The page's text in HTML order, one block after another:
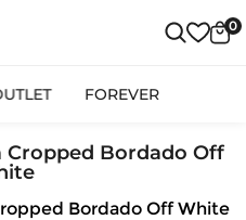
0
FOREVER
Cropped Bordado Off